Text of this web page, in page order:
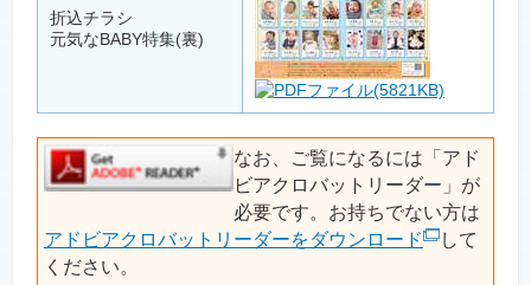
折込チラシ
元気なBABY特集(裏)
(5821KB)
なお、ご覧になるには「アド
ビアクロバットリーダー」が
必要です。お持ちでない方は
アドビアクロバットリーダーをダウンロード
して
ください。